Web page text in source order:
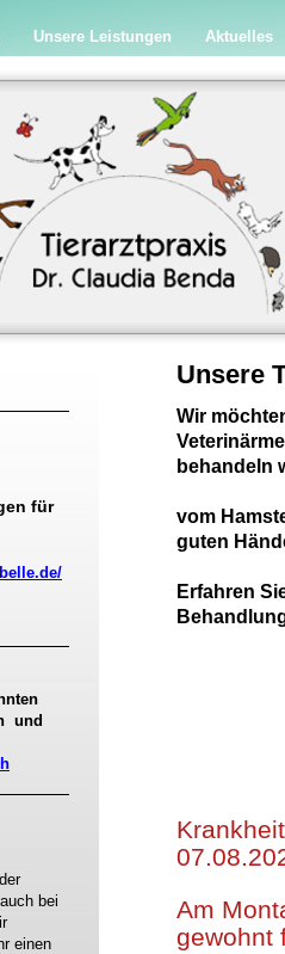
Unsere Leistungen Aktuelles
für
und
bei
einen
Unsere
Wir
behandeln
vom
guten
Erfahren
Am
gewohnt